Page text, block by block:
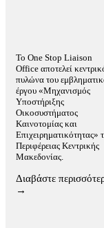
Το One Stop Liaison
Office αποτελεί
πυλώνα του
έργου «Μηχανισμός
Υποστήριξης
Οικοσυστήματος
Καινοτομίας και
Επιχειρηματικότητας»
Περιφέρειας Κεντρικής
Μακεδονίας.
Διαβάστε
→